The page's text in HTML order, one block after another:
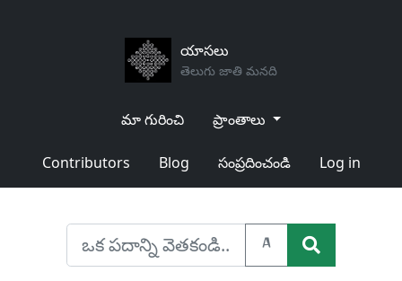
యాసలు
తెలుగు జాతి మనది
మా గురించి ప్రాంతాలు
Contributors Blog సంప్రదించండి Log in
A